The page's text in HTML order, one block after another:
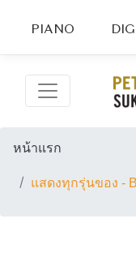
PIANO
หน้าแรก
แสดงทุกรุ่นของ -